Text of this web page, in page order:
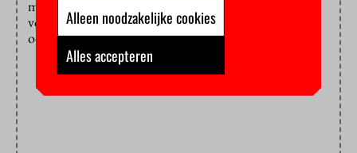
masterstudenten. Voor het afschaffen van de beurs
voor de bachelor komt een apart wetsvoorstel en dus
ook een apart advies.
Alleen noodzakelijke cookies
Alles accepteren